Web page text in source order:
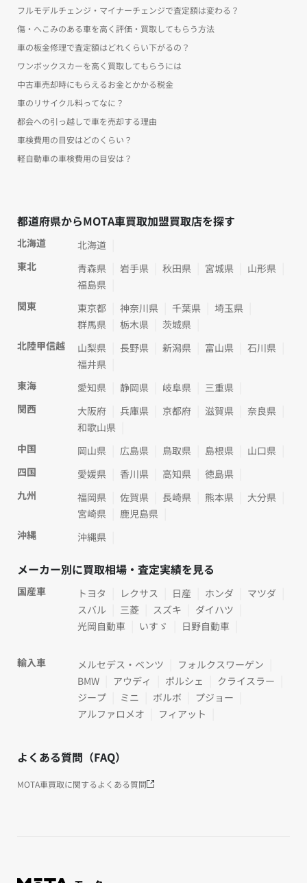
フルモデルチェンジ・マイナーチェンジで査定額は変わる？
傷・へこみのある車を高く評価・買取してもらう方法
車の板金修理で査定額はどれくらい下がるの？
ワンボックスカーを高く買取してもらうには
中古車売却時にもらえるお金とかかる税金
車のリサイクル料ってなに？
都会への引っ越しで車を売却する理由
車検費用の目安はどのくらい？
軽自動車の車検費用の目安は？
都道府県からMOTA車買取加盟買取店を探す
北海道
北海道
東北
青森県 岩手県 秋田県 宮城県
山形県
福島県
関東
東京都 神奈川県 千葉県
埼玉県
群馬県
栃木県
茨城県
北陸甲信越
山梨県 長野県 新潟県 富山県
石川県
福井県
東海
愛知県 静岡県 岐阜県
三重県
関西
大阪府 兵庫県 京都府 滋賀県
奈良県
和歌山県
中国
岡山県 広島県 鳥取県 島根県
山口県
四国
愛媛県 香川県 高知県
徳島県
九州
福岡県 佐賀県 長崎県 熊本県
大分県
宮崎県
鹿児島県
沖縄
沖縄県
メーカー別に買取相場・査定実績を見る
国産車 トヨタ レクサス 日産 ホンダ
マツダ
スバル
三菱 スズキ
ダイハツ
光岡自動車
いすゞ 日野自動車
輸入車 メルセデス・ベンツ
フォルクスワーゲン
BMW
アウディ ポルシェ
クライスラー
ジープ
ミニ ボルボ
プジョー
アルファロメオ
フィアット
よくある質問（FAQ）
MOTA車買取に関するよくある質問